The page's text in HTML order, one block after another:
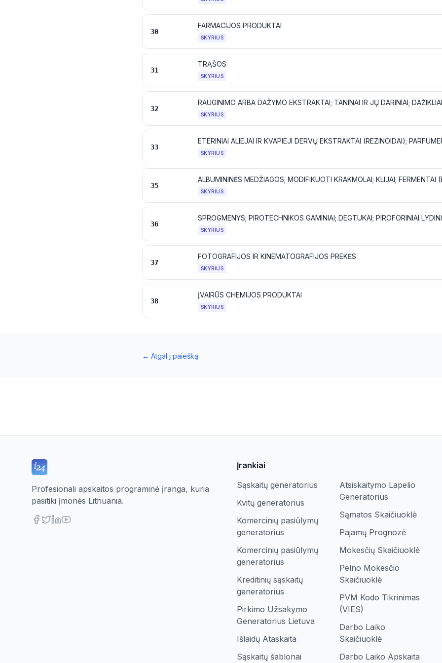
30
FARMACIJOS PRODUKTAI
SKYRIUS
31
TRĄŠOS
SKYRIUS
32
SKYRIUS
33
SKYRIUS
35
ALBUMININĖS MEDŽIAGOS; MODIFIKUOTI KRAKMOLAI; KLIJAI; FERMENTAI
SKYRIUS
36
SKYRIUS
37
FOTOGRAFIJOS IR KINEMATOGRAFIJOS PREKĖS
SKYRIUS
38
ĮVAIRŪS CHEMIJOS PRODUKTAI
SKYRIUS
← Atgal į paiešką
Profesionali apskaitos programinė įranga, kuria
pasitiki įmonės Lithuania.
Įrankiai
Sąskaitų generatorius
Kvitų generatorius
Komercinių pasiūlymų
generatorius
Komercinių pasiūlymų
generatorius
Kreditinių sąskaitų
generatorius
Pirkimo Užsakymo
Generatorius Lietuva
Išlaidų Ataskaita
Sąskaitų šablonai
Atsiskaitymo Lapelio
Generatorius
Sąmatos Skaičiuoklė
Pajamų Prognozė
Mokesčių Skaičiuoklė
Pelno Mokesčio
Skaičiuoklė
PVM Kodo Tikrinimas
(VIES)
Darbo Laiko
Skaičiuoklė
Darbo Laiko Apskaita